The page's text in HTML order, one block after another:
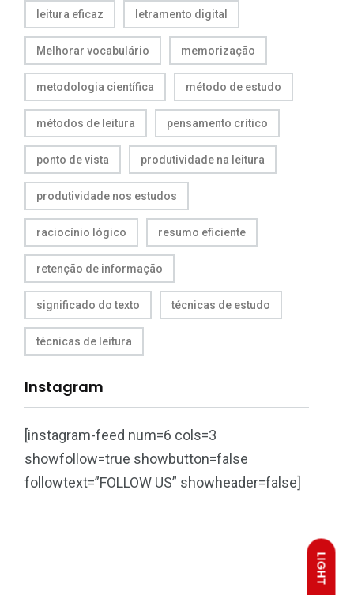
LIGHT
leitura eficaz letramento digital
Melhorar vocabulário memorização
metodologia científica método de estudo
métodos de leitura pensamento crítico
ponto de vista produtividade na leitura
produtividade nos estudos
raciocínio lógico resumo eficiente
retenção de informação
significado do texto técnicas de estudo
técnicas de leitura
Instagram
[instagram-feed num=6 cols=3
showfollow=true showbutton=false
followtext=”FOLLOW US” showheader=false]